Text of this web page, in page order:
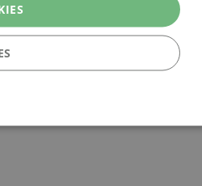
drinkar!